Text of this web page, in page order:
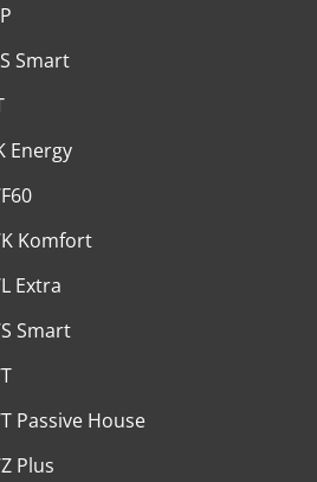
Smart
Energy
Komfort
Extra
Smart
Passive House
Plus